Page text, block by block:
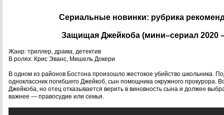
Сериальные новинки: рубрика
Защищая Джейкоба (мини–сериал 2020
Жанр: триллер, драма, детектив
В ролях: Крис Эванс, Мишель Докери
В одном из районов Бостона произошло жестокое убийство школьника.
одноклассник погибшего Джейкоб, сын помощника окружного прокурора.
Джейкоба, но отец отказывается верить в виновность сына и должен
важнее — правосудие или семья.